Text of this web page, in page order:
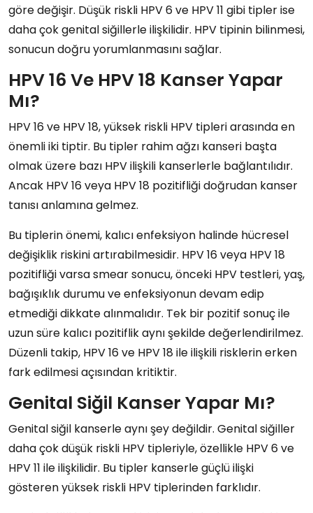
göre değişir. Düşük riskli HPV 6 ve HPV 11 gibi tipler ise
daha çok genital siğillerle ilişkilidir. HPV tipinin bilinmesi,
sonucun doğru yorumlanmasını sağlar.
HPV 16 Ve HPV 18 Kanser Yapar
Mı?
HPV 16 ve HPV 18, yüksek riskli HPV tipleri arasında en
önemli iki tiptir. Bu tipler rahim ağzı kanseri başta
olmak üzere bazı HPV ilişkili kanserlerle bağlantılıdır.
Ancak HPV 16 veya HPV 18 pozitifliği doğrudan kanser
tanısı anlamına gelmez.
Bu tiplerin önemi, kalıcı enfeksiyon halinde hücresel
değişiklik riskini artırabilmesidir. HPV 16 veya HPV 18
pozitifliği varsa smear sonucu, önceki HPV testleri, yaş,
bağışıklık durumu ve enfeksiyonun devam edip
etmediği dikkate alınmalıdır. Tek bir pozitif sonuç ile
uzun süre kalıcı pozitiflik aynı şekilde değerlendirilmez.
Düzenli takip, HPV 16 ve HPV 18 ile ilişkili risklerin erken
fark edilmesi açısından kritiktir.
Genital Siğil Kanser Yapar Mı?
Genital siğil kanserle aynı şey değildir. Genital siğiller
daha çok düşük riskli HPV tipleriyle, özellikle HPV 6 ve
HPV 11 ile ilişkilidir. Bu tipler kanserle güçlü ilişki
gösteren yüksek riskli HPV tiplerinden farklıdır.